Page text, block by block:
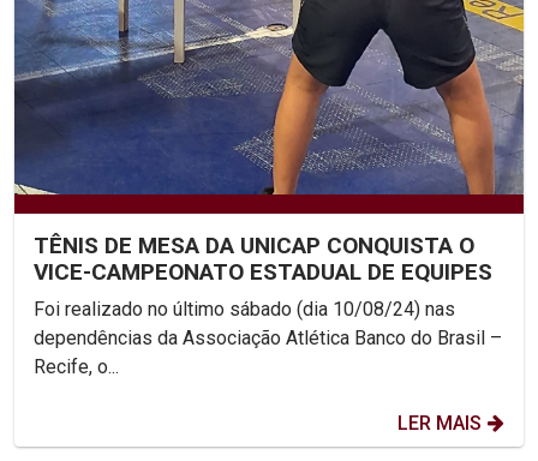
TÊNIS DE MESA DA UNICAP CONQUISTA O
VICE-CAMPEONATO ESTADUAL DE EQUIPES
Foi realizado no último sábado (dia 10/08/24) nas
dependências da Associação Atlética Banco do Brasil –
Recife, o...
LER MAIS